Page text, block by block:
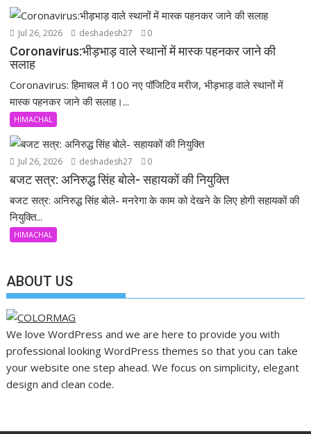
Jul 26, 2026 deshadesh27 0
Coronavirus:भीड़भाड़ वाले स्थानों में मास्क पहनकर जाने की
सलाह
Coronavirus: हिमाचल में 100 नए पॉजिटिव मरीज, भीड़भाड़ वाले स्थानों में
मास्क पहनकर जाने की सलाह।...
HIMACHAL
Jul 26, 2026 deshadesh27 0
बजट सत्र: अनिरुद्ध सिंह बोले- सहायकों की नियुक्ति
बजट सत्र: अनिरुद्ध सिंह बोले- मनरेगा के काम को देखने के लिए होगी सहायकों की
नियुक्ति...
HIMACHAL
ABOUT US
We love WordPress and we are here to provide you with
professional looking WordPress themes so that you can take
your website one step ahead. We focus on simplicity, elegant
design and clean code.